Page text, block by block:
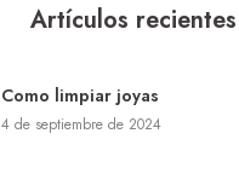
Artículos recientes
Como limpiar joyas
4 de septiembre de 2024